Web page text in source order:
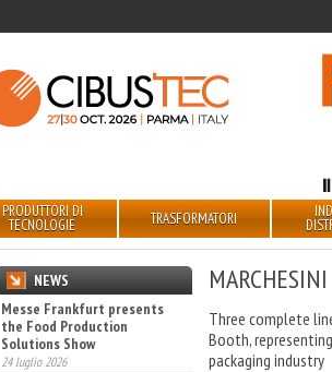
PRODUTTORI DI
TECNOLOGIE TRASFORMATORI
MARCHESINI
Three complete
Booth,
packaging industry
NEWS
Messe Frankfurt presents
the Food Production
Solutions Show
24 luglio 2026